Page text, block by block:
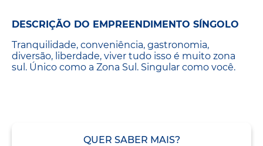
DESCRIÇÃO DO EMPREENDIMENTO SÍNGOLO
Tranquilidade, conveniência, gastronomia,
diversão, liberdade, viver tudo isso é muito zona
sul. Único como a Zona Sul. Singular como você.
QUER SABER MAIS?